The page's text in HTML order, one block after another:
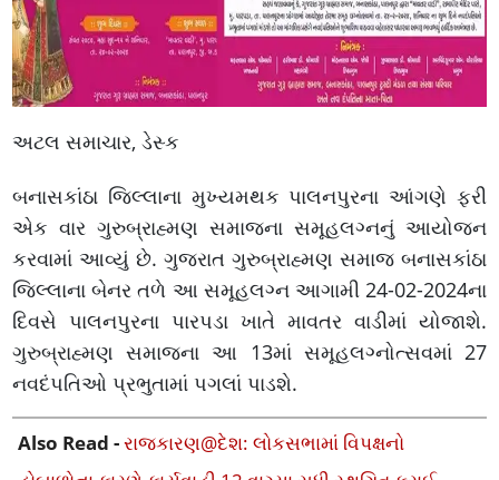
અટલ સમાચાર, ડેસ્ક
બનાસકાંઠા જિલ્લાના મુખ્યમથક પાલનપુરના આંગણે ફરી
એક વાર ગુરુબ્રાહ્મણ સમાજના સમૂહલગ્નનું આયોજન
કરવામાં આવ્યું છે. ગુજરાત ગુરુબ્રાહ્મણ સમાજ બનાસકાંઠા
જિલ્લાના બેનર તળે આ સમૂહલગ્ન આગામી 24-02-2024ના
દિવસે પાલનપુરના પારપડા ખાતે માવતર વાડીમાં યોજાશે.
ગુરુબ્રાહ્મણ સમાજના આ 13માં સમૂહલગ્નોત્સવમાં 27
નવદંપતિઓ પ્રભુતામાં પગલાં પાડશે.
Also Read -રાજકારણ@દેશ: લોકસભામાં વિપક્ષનો